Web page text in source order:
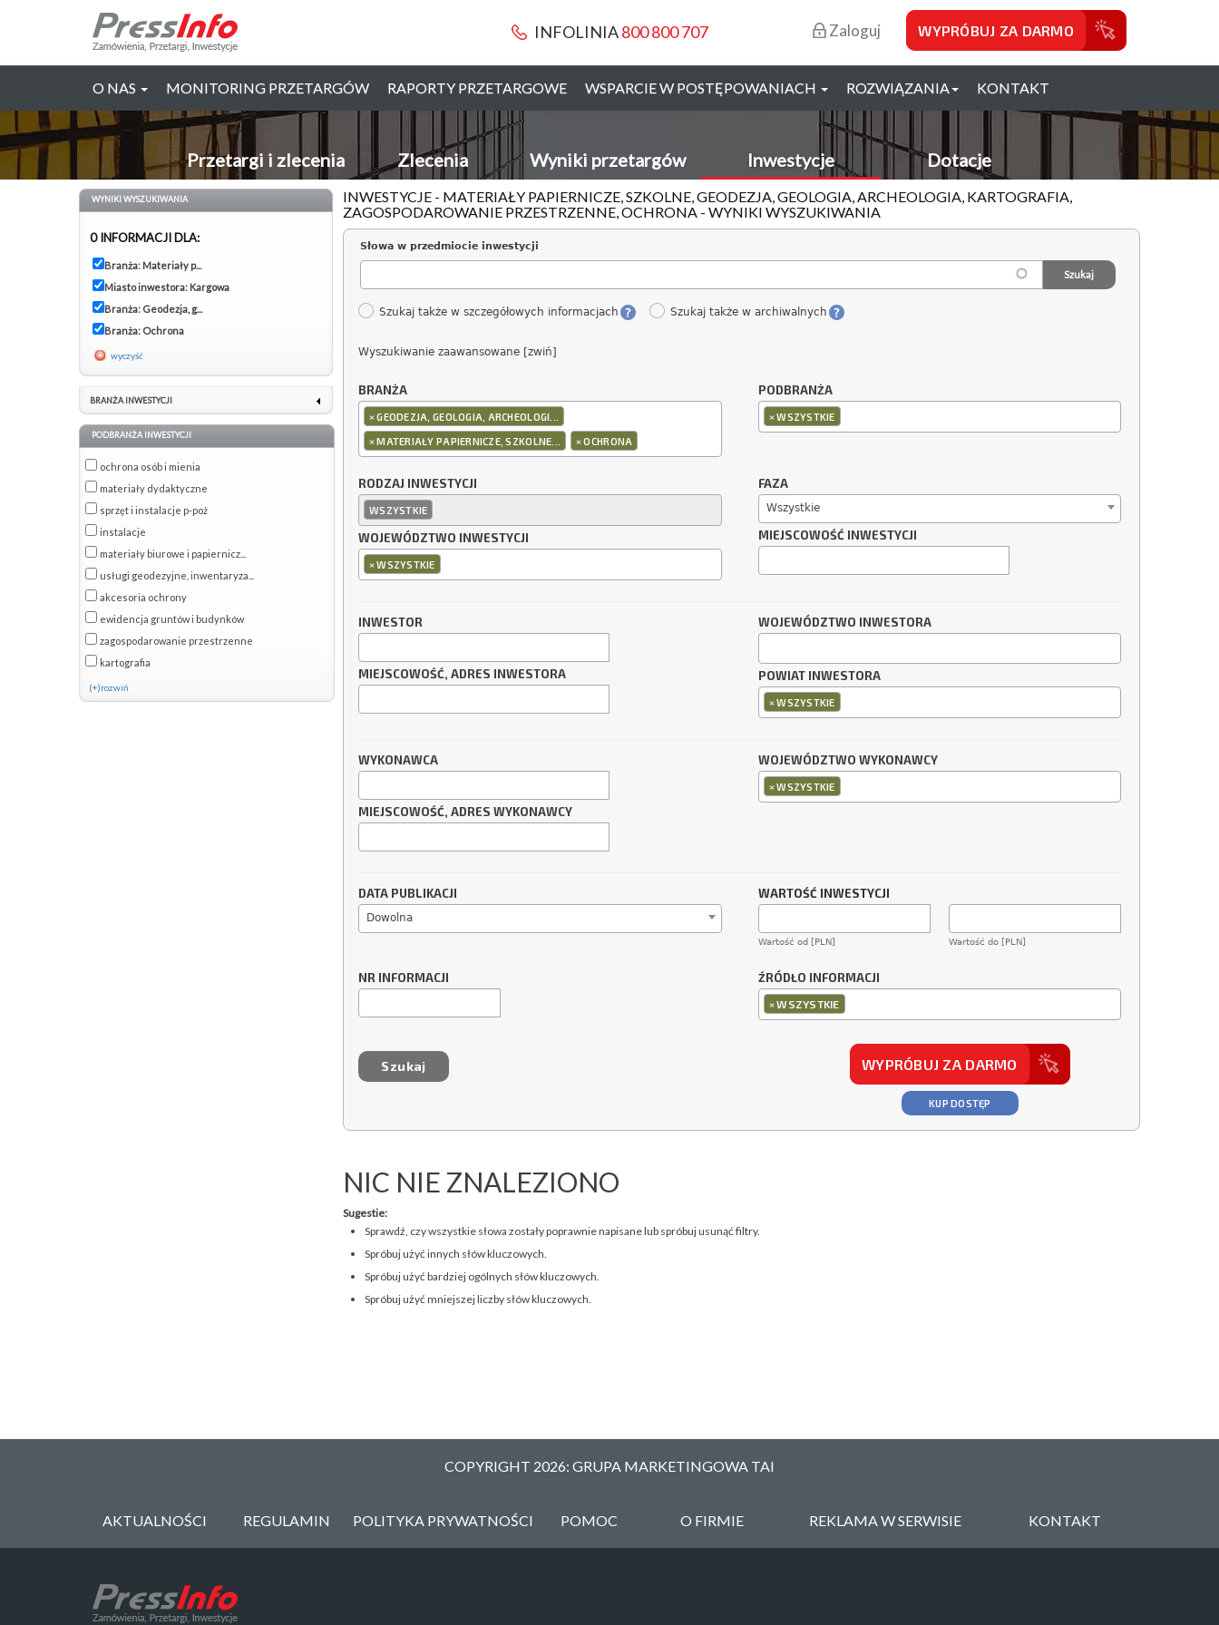
INFOLINIA800 800 707 Zaloguj WYPRÓBUJ ZA DARMO
O NAS MONITORING PRZETARGÓW RAPORTY PRZETARGOWE WSPARCIE W POSTĘPOWANIACH ROZWIĄZANIA KONTAKT
Przetargi i zlecenia Zlecenia Wyniki przetargów Inwestycje Dotacje
INWESTYCJE - MATERIAŁY PAPIERNICZE, SZKOLNE, GEODEZJA, GEOLOGIA, ARCHEOLOGIA, KARTOGRAFIA,
ZAGOSPODAROWANIE PRZESTRZENNE, OCHRONA - WYNIKI WYSZUKIWANIA
Słowa w przedmiocie inwestycji
Szukaj także w szczegółowych informacjach Szukaj także w archiwalnych
Wyszukiwanie zaawansowane [zwiń]
BRANŻA
×GEODEZJA, GEOLOGIA, ARCHEOLOGI...
×MATERIAŁY PAPIERNICZE, SZKOLNE... ×OCHRONA
PODBRANŻA
×WSZYSTKIE
RODZAJ INWESTYCJI
WSZYSTKIE
WOJEWÓDZTWO INWESTYCJI
×WSZYSTKIE
FAZA
Wszystkie
MIEJSCOWOŚĆ INWESTYCJI
INWESTOR
MIEJSCOWOŚĆ, ADRES INWESTORA
WOJEWÓDZTWO INWESTORA
POWIAT INWESTORA
×WSZYSTKIE
WYKONAWCA
MIEJSCOWOŚĆ, ADRES WYKONAWCY
WOJEWÓDZTWO WYKONAWCY
×WSZYSTKIE
DATA PUBLIKACJI
Dowolna
WARTOŚĆ INWESTYCJI
Wartość od [PLN] Wartość do [PLN]
NR INFORMACJI ŹRÓDŁO INFORMACJI
×WSZYSTKIE
WYPRÓBUJ ZA DARMO
KUP DOSTĘP
NIC NIE ZNALEZIONO
Sugestie:
Sprawdź, czy wszystkie słowa zostały poprawnie napisane lub spróbuj usunąć filtry.
Spróbuj użyć innych słów kluczowych.
Spróbuj użyć bardziej ogólnych słów kluczowych.
Spróbuj użyć mniejszej liczby słów kluczowych.
WYNIKI WYSZUKIWANIA
0 INFORMACJI DLA:
Branża: Materiały p...
Miasto inwestora: Kargowa
Branża: Geodezja, g...
Branża: Ochrona
wyczyść
BRANŻA INWESTYCJI
PODBRANŻA INWESTYCJI
ochrona osób i mienia
materiały dydaktyczne
sprzęt i instalacje p-poż
instalacje
materiały biurowe i papiernicz...
usługi geodezyjne, inwentaryza...
akcesoria ochrony
ewidencja gruntów i budynków
zagospodarowanie przestrzenne
kartografia
(+)rozwiń
COPYRIGHT 2026: GRUPA MARKETINGOWA TAI
AKTUALNOŚCI REGULAMIN POLITYKA PRYWATNOŚCI POMOC O FIRMIE REKLAMA W SERWISIE KONTAKT